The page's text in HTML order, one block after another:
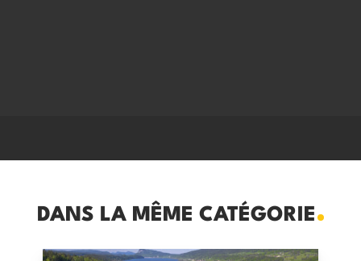
DANS LA MÊME CATÉGORIE